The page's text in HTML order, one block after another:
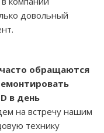
довольный
обращаются
в день
на встречу нашим
технику